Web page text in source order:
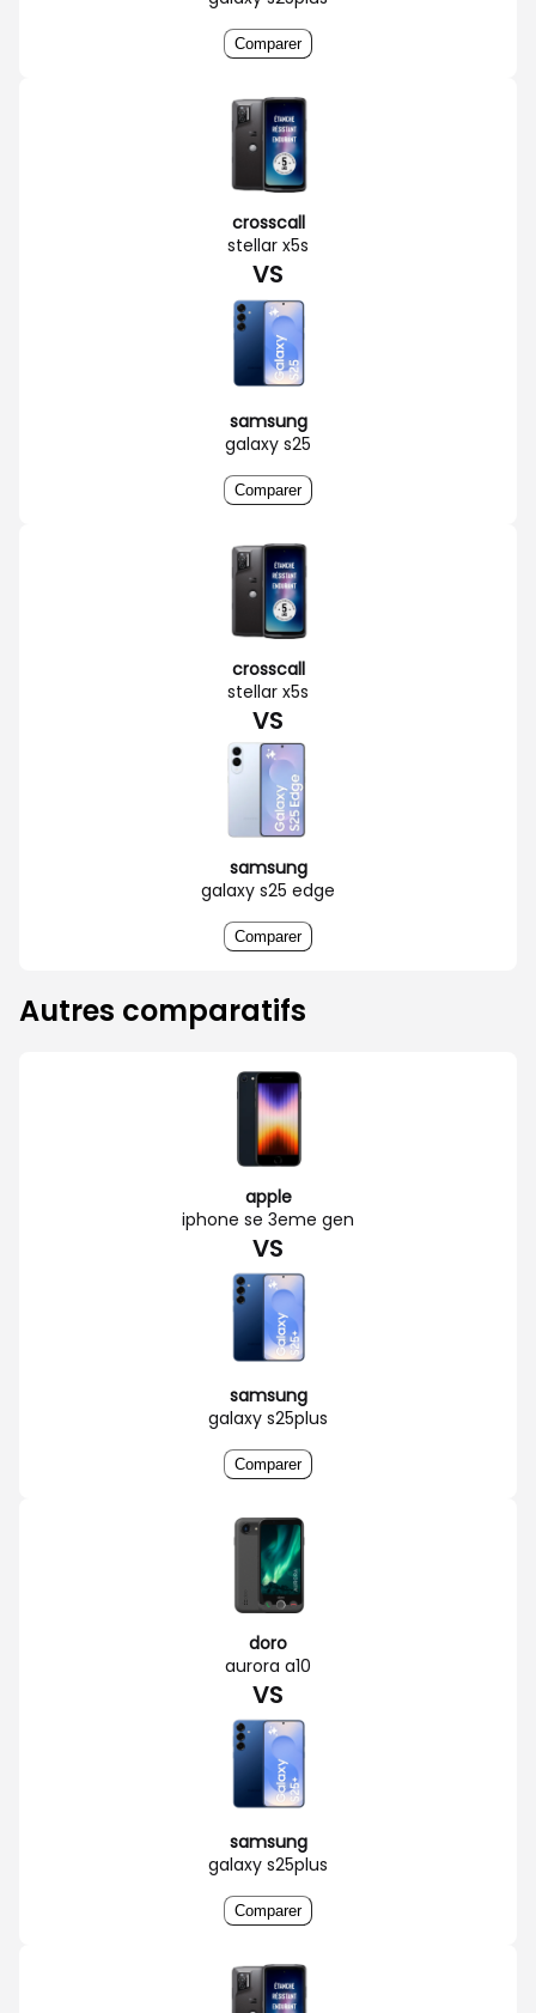
Comparer
crosscall
stellar x5s
VS
samsung
galaxy s25
Comparer
crosscall
stellar x5s
VS
samsung
galaxy s25 edge
Comparer
Autres comparatifs
apple
iphone se 3eme gen
VS
samsung
galaxy s25plus
Comparer
doro
aurora a10
VS
samsung
galaxy s25plus
Comparer